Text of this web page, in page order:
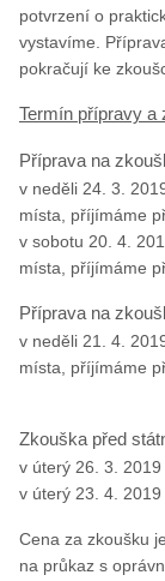
potvrzení o
vystavíme.
pokračují ke
Termín přípravy a
Příprava na
v neděli 24. 3.
místa, příjímáme
v sobotu 20. 4.
místa, příjímáme
Příprava na
v neděli 21. 4.
místa, příjímáme
Zkouška před
v úterý 26. 3.
v úterý 23. 4.
Cena za zkoušku
na průkaz s